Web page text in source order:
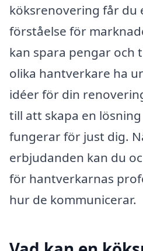
köksrenovering får du
förståelse för
kan spara pengar och
olika hantverkare ha
idéer för din
till att skapa en
fungerar för just dig.
erbjudanden kan du
för hantverkarnas
hur de kommunicerar.